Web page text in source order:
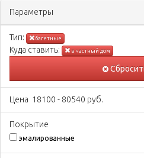
Параметры
Тип: багетные
Куда ставить: в частный дом
Цена 18100 - 80540 руб.
Покрытиe
эмалированные